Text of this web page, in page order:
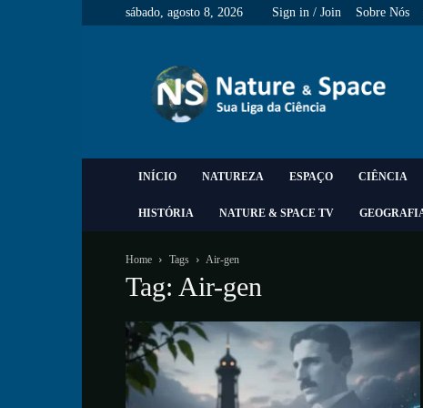
sábado, agosto 8, 2026 Sign in / Join Sobre Nós
&
Space
INÍCIO NATUREZA ESPAÇO CIÊNCIA
HISTÓRIA NATURE & SPACE TV
Home Tags Air-gen
Tag: Air-gen